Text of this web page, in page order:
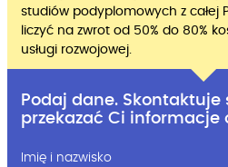
studiów podyplomowych z całej
liczyć na zwrot od 50% do 80%
usługi rozwojowej.
Podaj dane. Skontaktuje
przekazać Ci informacje
Imię i nazwisko